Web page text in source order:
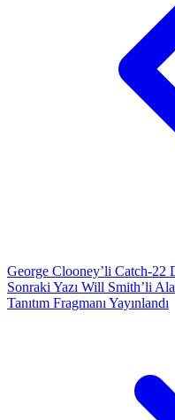
George Clooney’li Catch-22
Sonraki Yazı Will Smith’li
Tanıtım Fragmanı Yayınlandı